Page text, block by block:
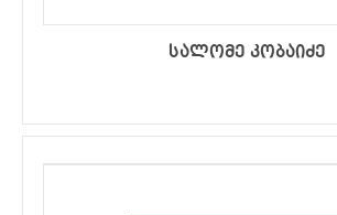
სალომე კობაიძე